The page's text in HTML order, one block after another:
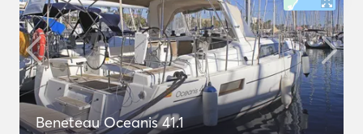
Beneteau Oceanis 41.1